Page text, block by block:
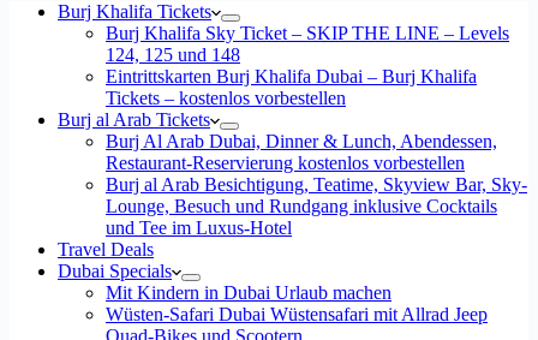
Burj Khalifa Tickets
Burj Khalifa Sky Ticket – SKIP THE LINE – Levels
124, 125 und 148
Eintrittskarten Burj Khalifa Dubai – Burj Khalifa
Tickets – kostenlos vorbestellen
Burj al Arab Tickets
Burj Al Arab Dubai, Dinner & Lunch, Abendessen,
Restaurant-Reservierung kostenlos vorbestellen
Burj al Arab Besichtigung, Teatime, Skyview Bar, Sky-
Lounge, Besuch und Rundgang inklusive Cocktails
und Tee im Luxus-Hotel
Travel Deals
Dubai Specials
Mit Kindern in Dubai Urlaub machen
Wüsten-Safari Dubai Wüstensafari mit Allrad Jeep
Quad-Bikes und Scootern